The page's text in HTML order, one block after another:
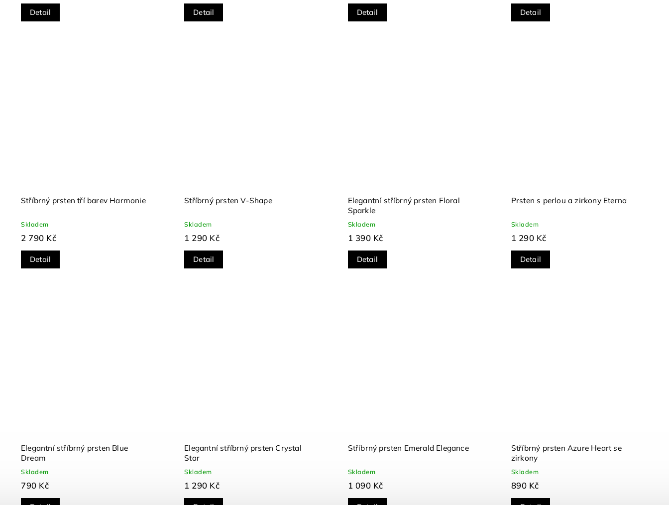
Detail Detail Detail Detail
Stříbrný prsten tří barev Harmonie
Skladem
2 790 Kč
Detail
Stříbrný prsten V-Shape
Skladem
1 290 Kč
Detail
Elegantní stříbrný prsten Floral
Sparkle
Skladem
1 390 Kč
Detail
Prsten s perlou a zirkony Eterna
Skladem
1 290 Kč
Detail
Elegantní stříbrný prsten Blue
Dream
Skladem
790 Kč
Elegantní stříbrný prsten Crystal
Star
Skladem
1 290 Kč
Stříbrný prsten Emerald Elegance
Skladem
1 090 Kč
Stříbrný prsten Azure Heart se
zirkony
Skladem
890 Kč